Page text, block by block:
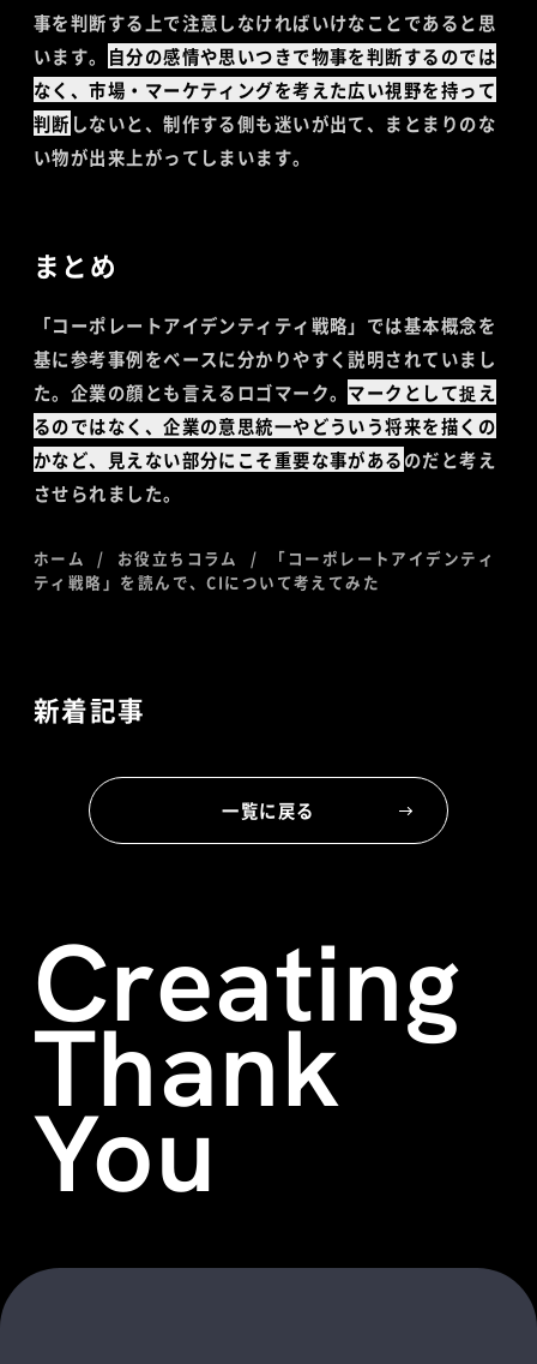
事を判断する上で注意しなければいけなことであると思
います。
自分の感情や思いつきで物事を判断するのでは
なく、市場・マーケティングを考えた広い視野を持って
判断 しないと、制作する側も迷いが出て、まとまりのな
い物が出来上がってしまいます。
まとめ
「コーポレートアイデンティティ戦略」では基本概念を
基に参考事例をベースに分かりやすく説明されていまし
た。企業の顔とも言えるロゴマーク。 マークとして捉え
るのではなく、企業の意思統一やどういう将来を描くの
かなど、見えない部分にこそ重要な事があるのだと考え
させられました。
ホーム お役立ちコラム
「コーポレートアイデンティ
ティ戦略」を読んで、CIについて考えてみた
新着記事
一覧に戻る
Creating
Thank
You